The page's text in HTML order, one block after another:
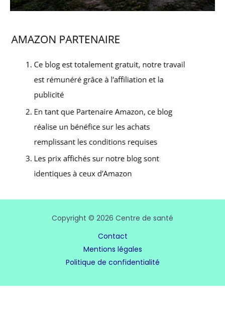
Copyright © 2026 Centre de santé
Contact
Mentions légales
Politique de confidentialité